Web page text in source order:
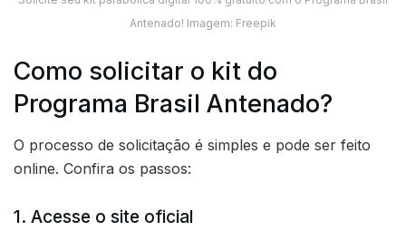
Antenado! Imagem: Freepik
Como solicitar o kit do
Programa Brasil Antenado?
O processo de solicitação é simples e pode ser feito
online. Confira os passos:
1. Acesse o site oficial